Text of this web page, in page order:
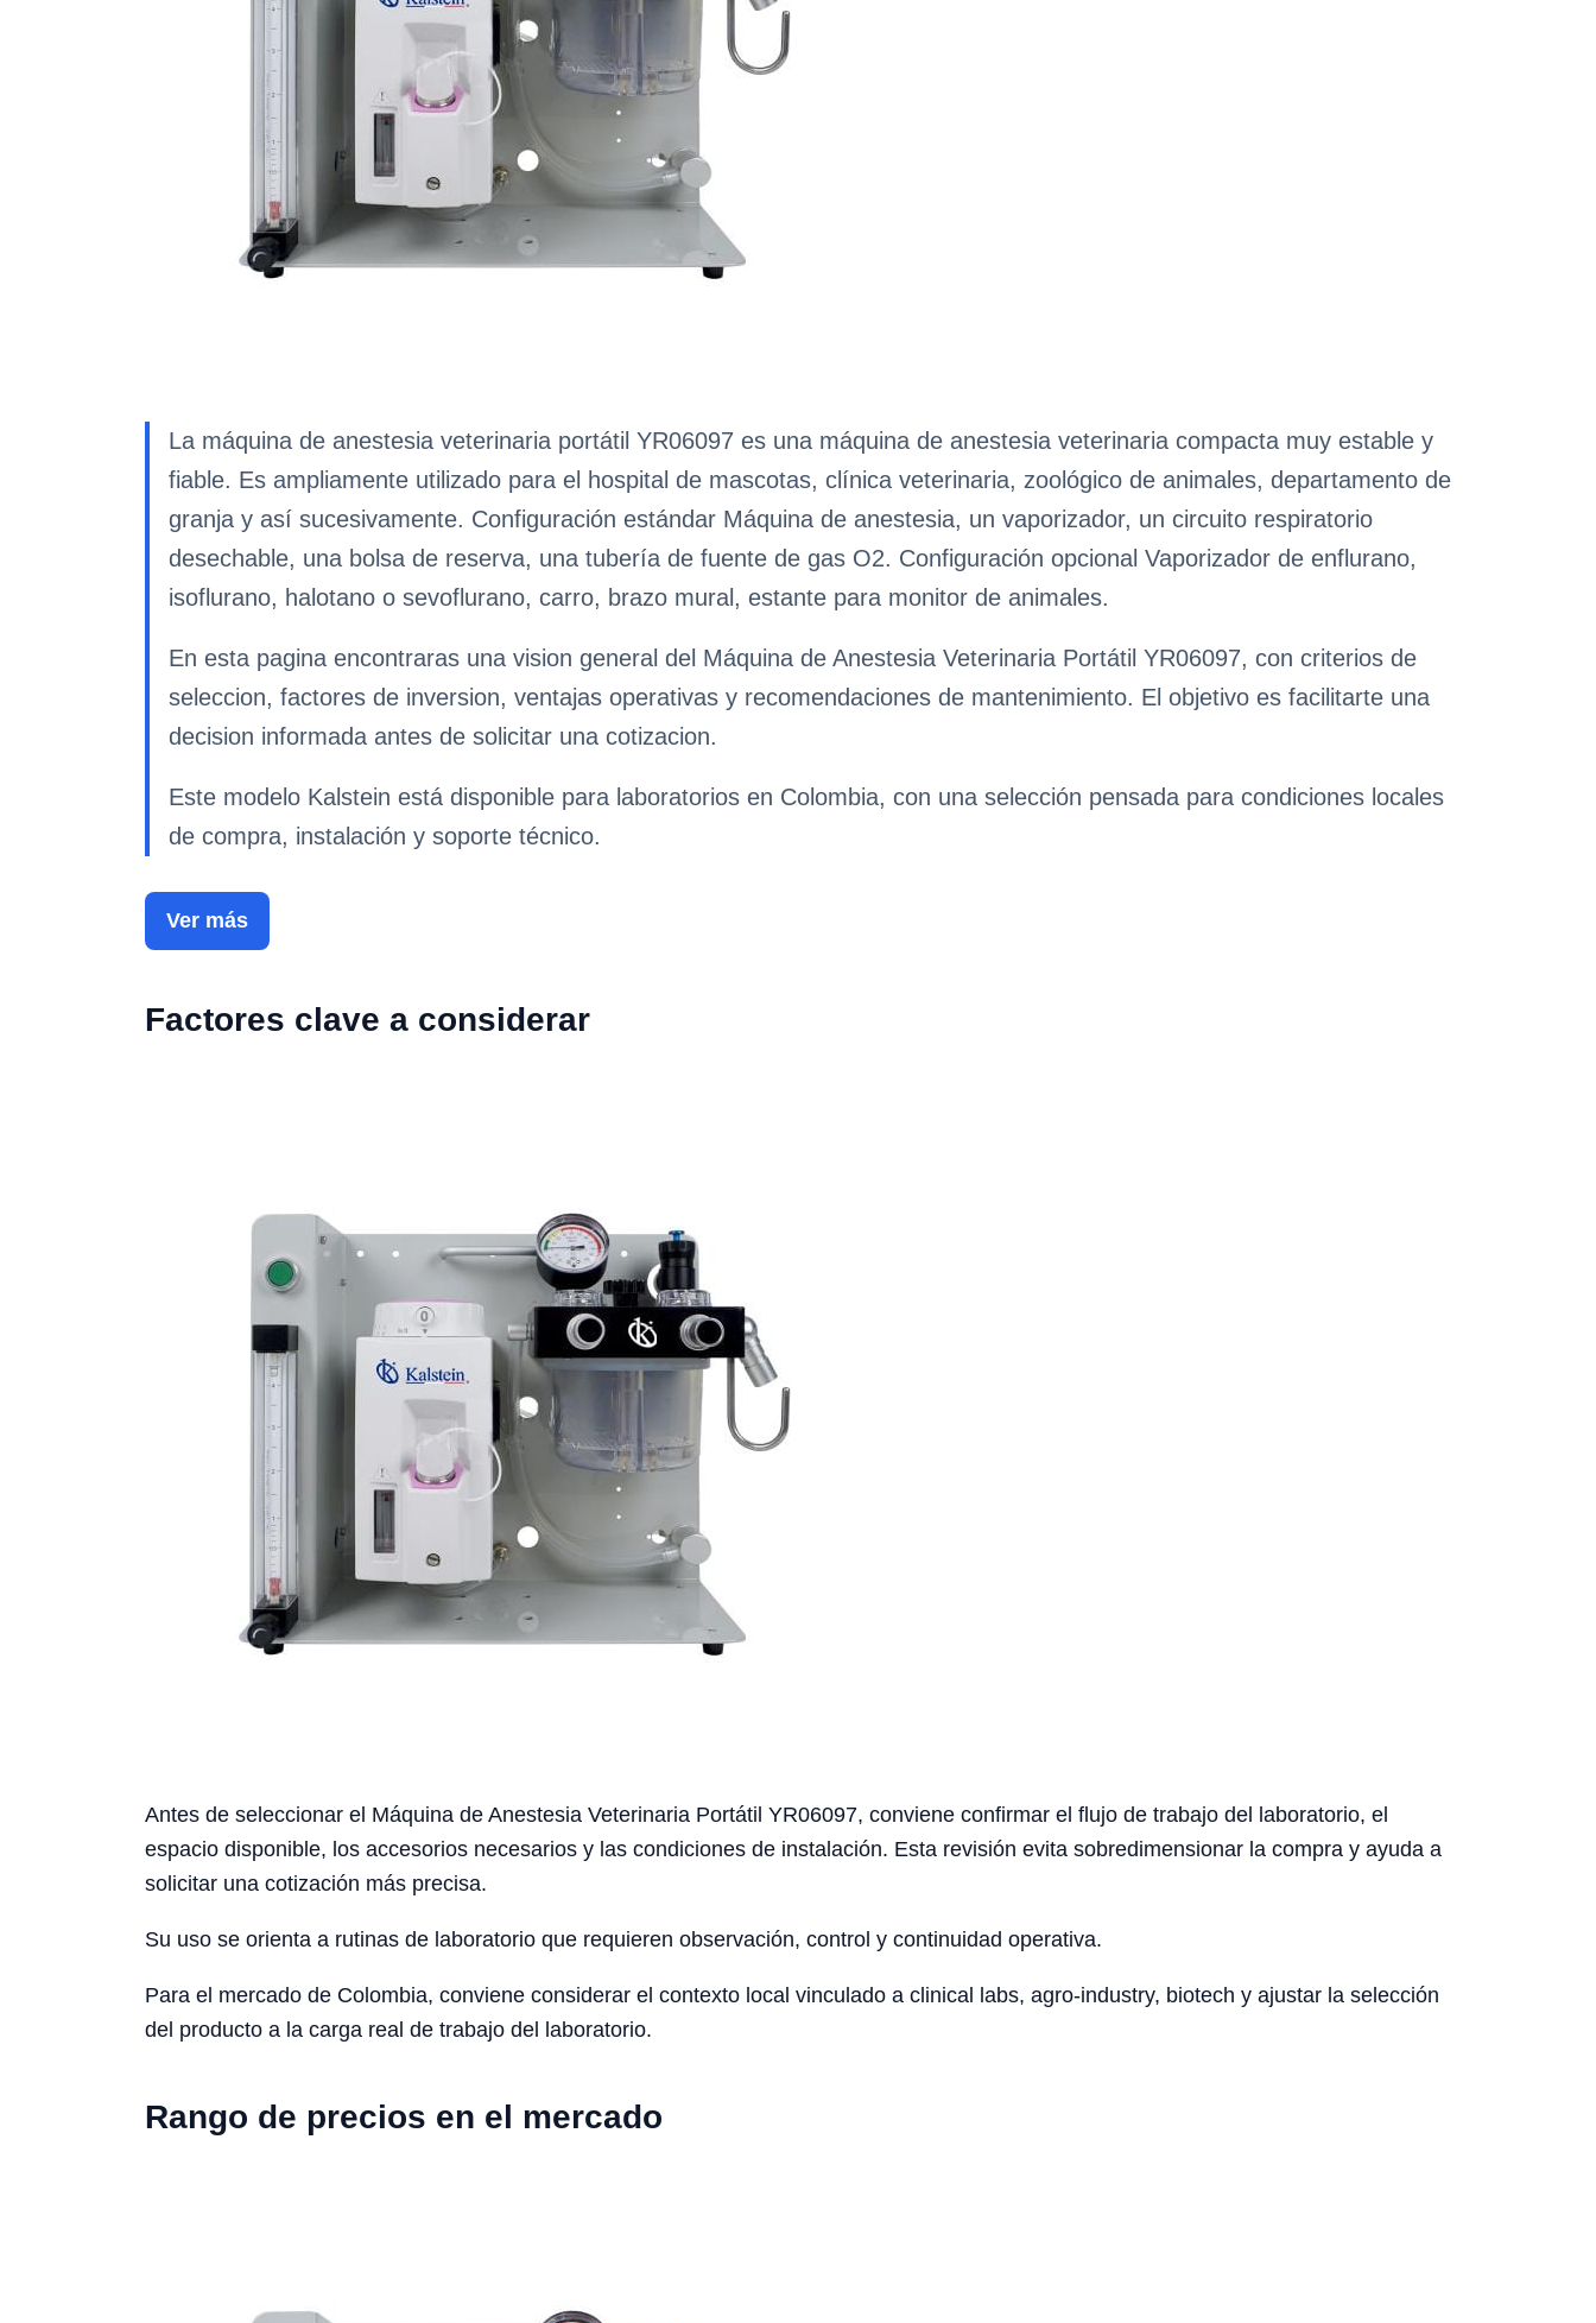
La máquina de anestesia veterinaria portátil YR06097 es una máquina de anestesia veterinaria compacta muy estable y
fiable. Es ampliamente utilizado para el hospital de mascotas, clínica veterinaria, zoológico de animales, departamento de
granja y así sucesivamente. Configuración estándar Máquina de anestesia, un vaporizador, un circuito respiratorio
desechable, una bolsa de reserva, una tubería de fuente de gas O2. Configuración opcional Vaporizador de enflurano,
isoflurano, halotano o sevoflurano, carro, brazo mural, estante para monitor de animales.
En esta pagina encontraras una vision general del Máquina de Anestesia Veterinaria Portátil YR06097, con criterios de
seleccion, factores de inversion, ventajas operativas y recomendaciones de mantenimiento. El objetivo es facilitarte una
decision informada antes de solicitar una cotizacion.
Este modelo Kalstein está disponible para laboratorios en Colombia, con una selección pensada para condiciones locales
de compra, instalación y soporte técnico.
Ver más
Factores clave a considerar
Antes de seleccionar el Máquina de Anestesia Veterinaria Portátil YR06097, conviene confirmar el flujo de trabajo del laboratorio, el
espacio disponible, los accesorios necesarios y las condiciones de instalación. Esta revisión evita sobredimensionar la compra y ayuda a
solicitar una cotización más precisa.
Su uso se orienta a rutinas de laboratorio que requieren observación, control y continuidad operativa.
Para el mercado de Colombia, conviene considerar el contexto local vinculado a clinical labs, agro-industry, biotech y ajustar la selección
del producto a la carga real de trabajo del laboratorio.
Rango de precios en el mercado